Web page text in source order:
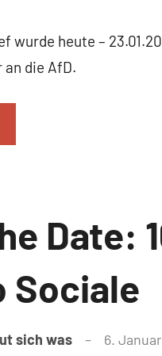
wurde heute –
an die AfD.
Date:
Sociale
sich was 6.